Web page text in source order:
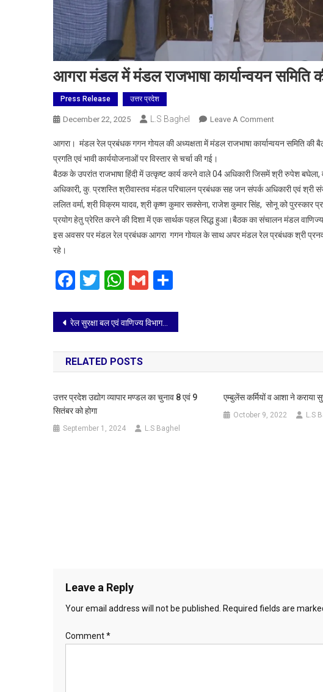
आगरा मंडल में मंडल राजभाषा कार्यान्वयन समिति
Press Release उत्तर प्रदेश
December 22, 2025 L.S Baghel Leave A CommentOn
मंडल
मंडल
राजभाषा
कार्यान्वयन
समिति
की
आगरा। मंडल रेल प्रबंधक गगन गोयल की अध्यक्षता में मंडल राजभाषा कार्यान्वयन समिति की
प्रगति एवं भावी कार्ययोजनाओं पर विस्तार से चर्चा की गई।
बैठक के उपरांत राजभाषा हिंदी में उत्कृष्ट कार्य करने वाले 04 अधिकारी जिसमें श्री रुपेश बघेला,
अधिकारी, कु. प्रशस्ति श्रीवास्तव मंडल परिचालन प्रबंधक सह जन संपर्क अधिकारी एवं श्री
ललित वर्मा, श्री विक्रम यादव, श्री कृष्ण कुमार सक्सेना, राजेश कुमार सिंह, सोनू को पुरस्कार
प्रयोग हेतु प्रेरित करने की दिशा में एक सार्थक पहल सिद्ध हुआ।बैठक का संचालन मंडल वाणिज्य
इस अवसर पर मंडल रेल प्रबंधक आगरा गगन गोयल के साथ अपर मंडल रेल प्रबंधक श्री प्रनव
रहे।
Facebook
TwitterWhatsApp
Gmail
Post
navigation
रेल सुरक्षा बल एवं वाणिज्य विभाग की संयुक्त कार्रवाई, अनावश्यक ACP करने वालों के विरुद्ध सख्त कदम
RELATED POSTS
उत्तर प्रदेश उद्योग व्यापार मण्डल का चुनाव 8 एवं 9
सितंबर को होगा
September 1, 2024 L.S Baghel
एम्बुलेंस कर्मियों व आशा ने कराया
October 9, 2022 L.S
Leave a Reply
Your email address will not be published. Required fields are
Comment*